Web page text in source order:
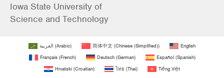
Iowa State University of
Science and Technology
العربية (Arabic) 简体中文 (Chinese (Simplified))
English
Français(French) Deutsch(German) Español(Spanish)
Hrvatski (Croatian) ไทย (Thai) Tiếng Việt